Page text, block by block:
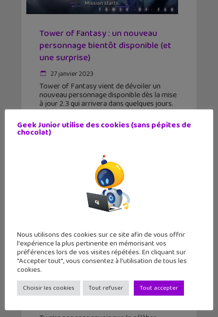
Tower of Fantasy : un nouveau
personnage bientôt disponible (et
une surprise)
27 janvier 2023
Tower of Fantasy vient de dévoiler un
nouveau personnage disponible dès la mise
à jour 2.3 qui arrivera dans quelques jours.
Découvre la bande-annonce !
Une triste nouvelle pour les fans de
L’Attaque des Titans
Geek Junior utilise des cookies (sans pépites de
chocolat)
Nous utilisons des cookies sur ce site afin de vous offrir
l'expérience la plus pertinente en mémorisant vos
préférences lors de vos visites répétées. En cliquant sur
"Accepter tout", vous consentez à l'utilisation de tous les
cookies.
Choisir les cookies Tout refuser Tout accepter